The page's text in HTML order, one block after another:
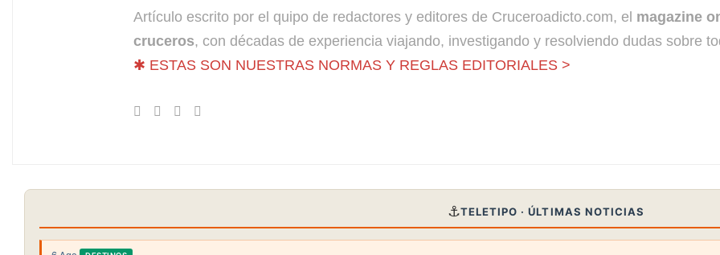
Artículo escrito por el quipo de redactores y editores de Cruceroadicto.com, el magazine
cruceros, con décadas de experiencia viajando, investigando y resolviendo dudas sobre
✱ ESTAS SON NUESTRAS NORMAS Y REGLAS EDITORIALES >
⚓TELETIPO · ÚLTIMAS NOTICIAS